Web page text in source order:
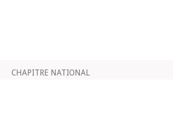
CHAPITRE NATIONAL